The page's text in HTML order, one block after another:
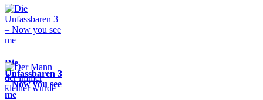
Die
Unfassbaren 3
– Now you see
me